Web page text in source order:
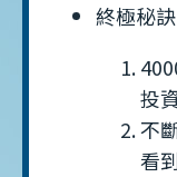
終極秘
投
不
看